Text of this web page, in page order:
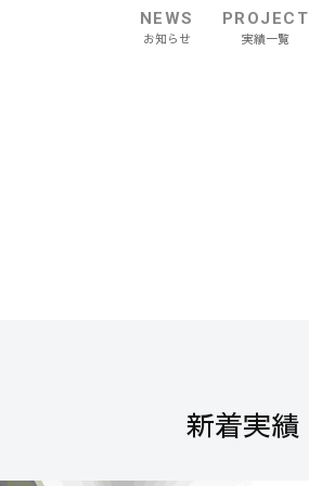
NEWS
お知らせ
PROJECT
実績一覧
新着実績